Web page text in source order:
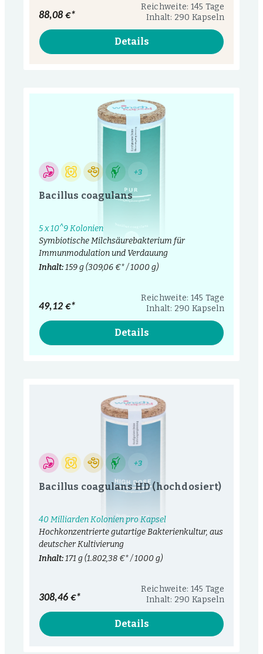
Reichweite: 145 Tage
Inhalt: 290 Kapseln
88,08 €*
Details
+3
Bacillus coagulans
5 x 10^9 Kolonien
Symbiotische Milchsäurebakterium für
Immunmodulation und Verdauung
Inhalt:159 g(309,06 €* / 1000 g)
Reichweite: 145 Tage
Inhalt: 290 Kapseln
49,12 €*
Details
+3
Bacillus coagulans HD (hochdosiert)
40 Milliarden Kolonien pro Kapsel
Hochkonzentrierte gutartige Bakterienkultur, aus
deutscher Kultivierung
Inhalt:171 g(1.802,38 €* / 1000 g)
Reichweite: 145 Tage
Inhalt: 290 Kapseln
308,46 €*
Details